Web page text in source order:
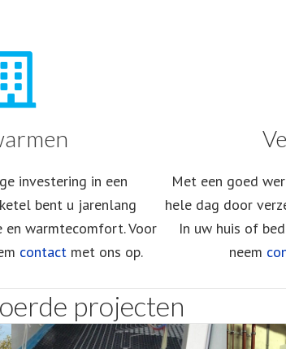
investering in een
bent u jarenlang
en warmtecomfort.Voor
contact met ons op.
Met een goed
hele dag door
In uw huis of
neem
projecten